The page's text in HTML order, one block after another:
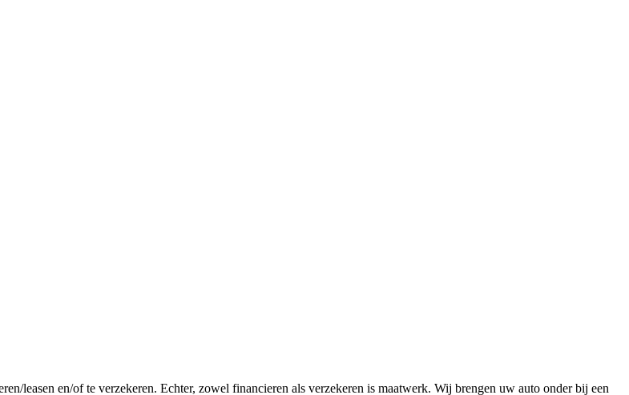
leasen en/of te verzekeren. Echter, zowel financieren als verzekeren is maatwerk. Wij brengen uw auto onder bij een